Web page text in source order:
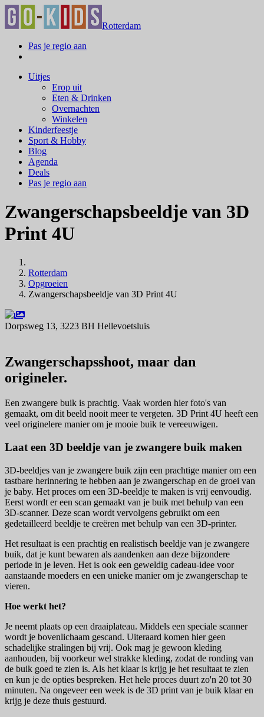
Rotterdam
Pas je regio aan
Uitjes
Erop uit
Eten & Drinken
Overnachten
Winkelen
Kinderfeestje
Sport & Hobby
Blog
Agenda
Deals
Pas je regio aan
Zwangerschapsbeeldje van 3D
Print 4U
Rotterdam
Opgroeien
Zwangerschapsbeeldje van 3D Print 4U
Dorpsweg 13, 3223 BH Hellevoetsluis
Zwangerschapsshoot, maar dan
origineler.
Een zwangere buik is prachtig. Vaak worden hier foto's van
gemaakt, om dit beeld nooit meer te vergeten. 3D Print 4U heeft een
veel originelere manier om je mooie buik te vereeuwigen.
Laat een 3D beeldje van je zwangere buik maken
3D-beeldjes van je zwangere buik zijn een prachtige manier om een
tastbare herinnering te hebben aan je zwangerschap en de groei van
je baby. Het proces om een 3D-beeldje te maken is vrij eenvoudig.
Eerst wordt er een scan gemaakt van je buik met behulp van een
3D-scanner. Deze scan wordt vervolgens gebruikt om een
gedetailleerd beeldje te creëren met behulp van een 3D-printer.
Het resultaat is een prachtig en realistisch beeldje van je zwangere
buik, dat je kunt bewaren als aandenken aan deze bijzondere
periode in je leven. Het is ook een geweldig cadeau-idee voor
aanstaande moeders en een unieke manier om je zwangerschap te
vieren.
Hoe werkt het?
Je neemt plaats op een draaiplateau. Middels een speciale scanner
wordt je bovenlichaam gescand. Uiteraard komen hier geen
schadelijke stralingen bij vrij. Ook mag je gewoon kleding
aanhouden, bij voorkeur wel strakke kleding, zodat de ronding van
de buik goed te zien is. Als het klaar is krijg je het resultaat te zien
en kun je de opties bespreken. Het hele proces duurt zo'n 20 tot 30
minuten. Na ongeveer een week is de 3D print van je buik klaar en
krijg je deze thuis gestuurd.